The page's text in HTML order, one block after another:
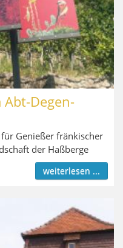
Degen-
Genießer fränkischer
der Haßberge
weiterlesen ...